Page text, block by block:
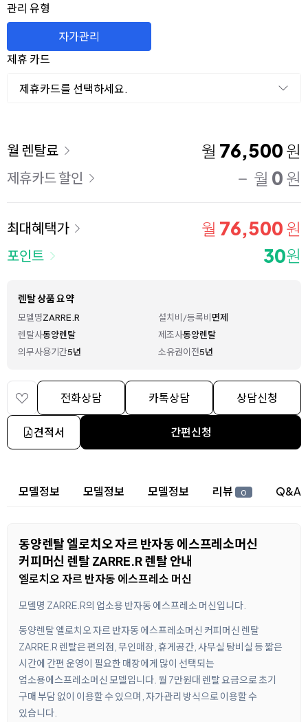
관리 유형
자가관리
제휴 카드
제휴카드를 선택하세요.
이용 요금
월 렌탈료 월 76,500 원
제휴카드 할인 월 0 원
최대혜택가 월 76,500 원
포인트 30원
렌탈 상품 요약
모델명ZARRE.R 설치비/등록비면제
렌탈사동양렌탈 제조사동양렌탈
의무사용기간5년 소유권이전5년
전화상담 카톡상담 상담신청
견적서 간편신청
상세 정보
모델정보 모델정보 모델정보 리뷰 0 Q&A
동양렌탈 엘로치오 자르 반자동 에스프레소머신
커피머신 렌탈 ZARRE.R 렌탈 안내
엘로치오 자르 반자동 에스프레소 머신
모델명 ZARRE.R의 업소용 반자동 에스프레소 머신입니다.
동양렌탈 엘로치오 자르 반자동 에스프레소머신 커피머신 렌탈
ZARRE.R 렌탈은 편의점, 무인매장, 휴게공간, 사무실 탕비실 등 짧은
시간에 간편 운영이 필요한 매장에게 많이 선택되는
업소용에스프레소머신 모델입니다. 월 7만원대 렌탈 요금으로 초기
구매 부담 없이 이용할 수 있으며, 자가관리 방식으로 이용할 수
있습니다.